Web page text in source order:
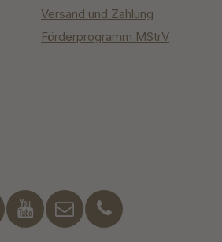
Versand und Zahlung
Förderprogramm MStrV